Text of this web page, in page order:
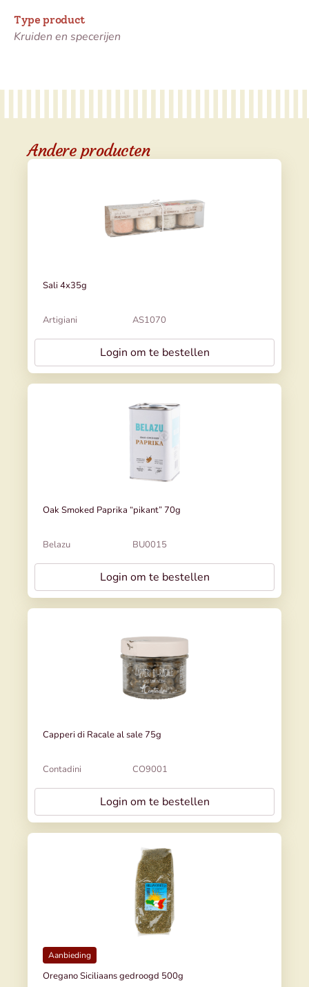
Type product
Kruiden en specerijen
Andere producten
Sali 4x35g
Artigiani AS1070
Login om te bestellen
Oak Smoked Paprika “pikant” 70g
Belazu BU0015
Login om te bestellen
Capperi di Racale al sale 75g
Contadini CO9001
Login om te bestellen
Aanbieding
Oregano Siciliaans gedroogd 500g